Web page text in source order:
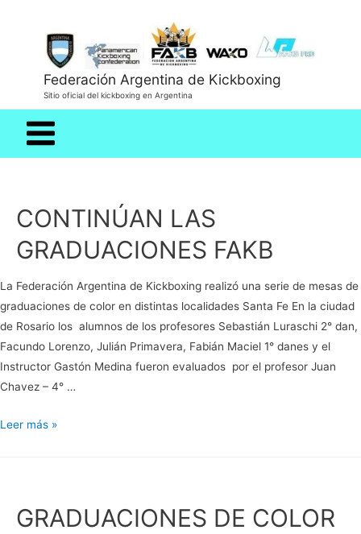
Federación Argentina de Kickboxing
Sitio oficial del kickboxing en Argentina
Main
CONTINÚAN LAS
GRADUACIONES FAKB
La Federación Argentina de Kickboxing realizó una serie de mesas de
graduaciones de color en distintas localidades Santa Fe En la ciudad
de Rosario los alumnos de los profesores Sebastián Luraschi 2° dan,
Facundo Lorenzo, Julián Primavera, Fabián Maciel 1° danes y el
Instructor Gastón Medina fueron evaluados por el profesor Juan
Chavez – 4° …
CONTINÚAN
Leer más »
GRADUACIONES DE COLOR